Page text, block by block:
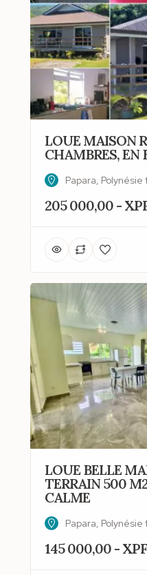
LOUE MAISON
CHAMBRES, EN
Papara,
205 000,00 -
LOUE BELLE
TERRAIN 500
CALME
Papara,
145 000,00 - XPF